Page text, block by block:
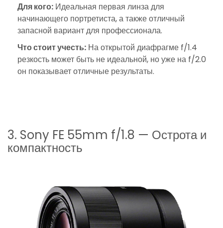
Для кого: Идеальная первая линза для
начинающего портретиста, а также отличный
запасной вариант для профессионала.
Что стоит учесть: На открытой диафрагме f/1.4
резкость может быть не идеальной, но уже на f/2.0
он показывает отличные результаты.
3. Sony FE 55mm f/1.8 — Острота и
компактность